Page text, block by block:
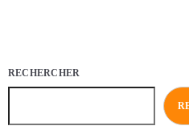
RECHERCHER